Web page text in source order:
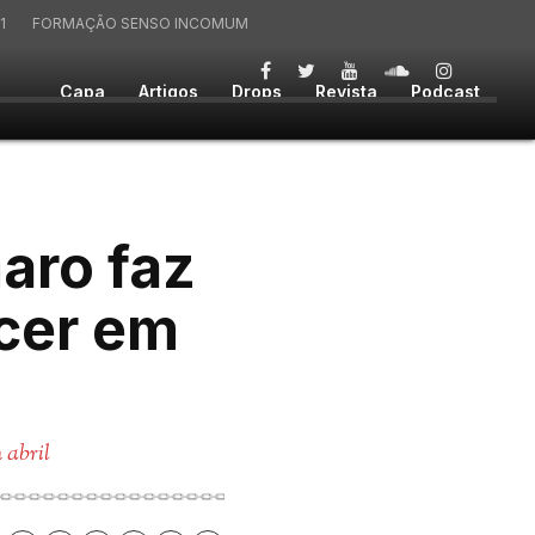
Capa Artigos Drops Revista Podcast
FORMAÇÃO SENSO INCOMUM
faz
em
abril